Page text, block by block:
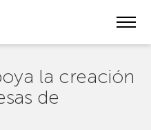
la creación
de